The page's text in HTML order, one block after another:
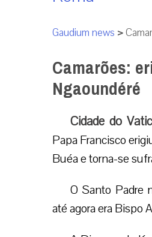
Gaudium news >
Camarões:
Ngaoundéré
Cidade do
Papa Francisco
Buéa e torna-se
O Santo Padre
até agora era Bispo